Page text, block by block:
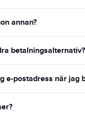
annan?
betalningsalternativ?
e-postadress när jag